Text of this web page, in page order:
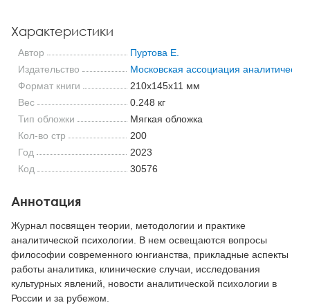
Характеристики
Автор
Пуртова Е.
Издательство
Московская ассоциация
Формат книги
210x145x11 мм
Вес
0.248 кг
Тип обложки
Мягкая обложка
Кол-во стр
200
Год
2023
Код
30576
Аннотация
Журнал посвящен теории, методологии и практике
аналитической психологии. В нем освещаются вопросы
философии современного юнгианства, прикладные аспекты
работы аналитика, клинические случаи, исследования
культурных явлений, новости аналитической психологии в
России и за рубежом.